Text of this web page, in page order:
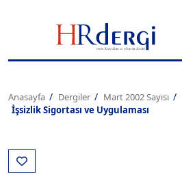
Anasayfa Dergiler
Mart 2002 Sayısı
İşsizlik Sigortası ve Uygulaması